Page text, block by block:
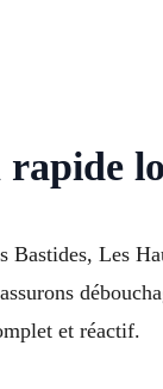
Les
et réactif.